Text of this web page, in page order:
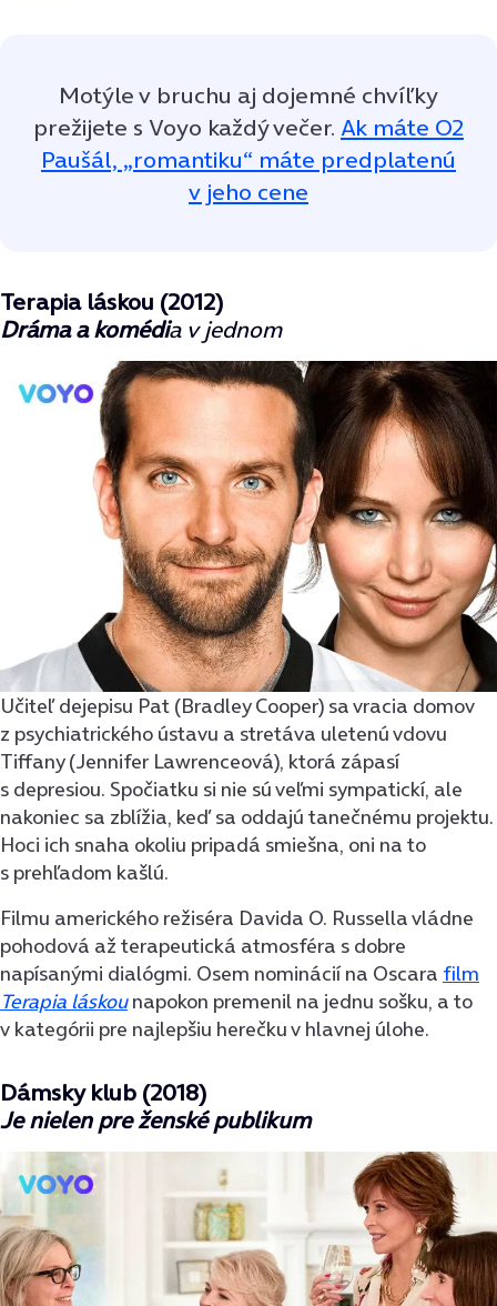
Motýle v bruchu aj dojemné chvíľky
prežijete s Voyo každý večer. Ak máte O2
Paušál, „romantiku“ máte predplatenú
v jeho cene
Terapia láskou (2012)
Dráma a komédia v jednom
Učiteľ dejepisu Pat (Bradley Cooper) sa vracia domov
z psychiatrického ústavu a stretáva uletenú vdovu
Tiffany (Jennifer Lawrenceová), ktorá zápasí
s depresiou. Spočiatku si nie sú veľmi sympatickí, ale
nakoniec sa zblížia, keď sa oddajú tanečnému projektu.
Hoci ich snaha okoliu pripadá smiešna, oni na to
s prehľadom kašlú.
Filmu amerického režiséra Davida O. Russella vládne
pohodová až terapeutická atmosféra s dobre
napísanými dialógmi. Osem nominácií na Oscara film
Terapia láskounapokon premenil na jednu sošku, a to
v kategórii pre najlepšiu herečku v hlavnej úlohe.
Dámsky klub (2018)
Je nielen pre ženské publikum